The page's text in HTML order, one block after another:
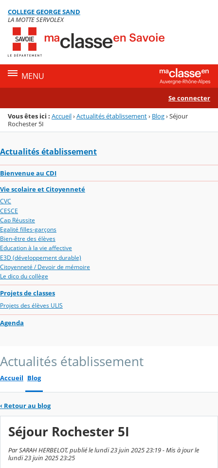
Menu de la rubrique
Contenu
COLLEGE GEORGE SAND
LA MOTTE SERVOLEX
MENU
Se connecter
Vous êtes ici : Accueil›Actualités établissement› Blog›Séjour
Rochester 5I
Actualités établissement
Bienvenue au CDI
Vie scolaire et Citoyenneté
CVC
CESCE
Cap Réussite
Egalité filles-garçons
Bien-être des élèves
Education à la vie affective
E3D (développement durable)
Citoyenneté / Devoir de mémoire
Le dico du collège
Projets de classes
Projets des élèves ULIS
Agenda
Actualités établissement
Accueil Blog
‹ Retour au blog
Séjour Rochester 5I
Par SARAH HERBELOT, publié le lundi 23 juin 2025 23:19 - Mis à jour le
lundi 23 juin 2025 23:25